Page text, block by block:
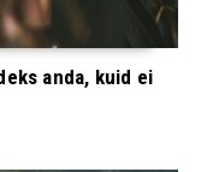
anda, kuid ei